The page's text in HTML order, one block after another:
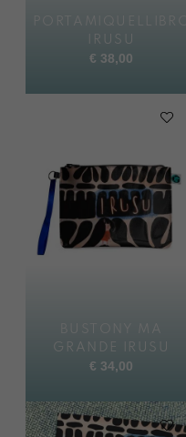
PORTAMIQUELLIBRO
IRUSU
€ 38,00
BUSTONY MA
GRANDE IRUSU
€ 34,00